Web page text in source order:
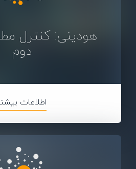
هودینی: کنترل
دوم
اطلاعات